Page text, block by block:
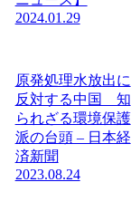
2024.01.29
原発処理水放出に
反対する中国 知
られざる環境保護
派の台頭 – 日本経
済新聞
2023.08.24